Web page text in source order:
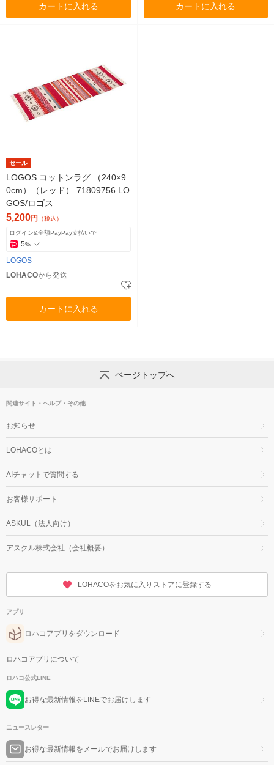
カートに入れる カートに入れる
セール
LOGOS コットンラグ （240×9
0cm）（レッド） 71809756 LO
GOS/ロゴス
5,200円 （税込）
ログイン&全額PayPay支払いで
5%
LOGOS
LOHACOから発送
カートに入れる
ページトップへ
関連サイト・ヘルプ・その他
お知らせ
LOHACOとは
AIチャットで質問する
お客様サポート
ASKUL（法人向け）
アスクル株式会社（会社概要）
LOHACOをお気に入りストアに登録する
アプリ
ロハコアプリをダウンロード
ロハコアプリについて
ロハコ公式LINE
お得な最新情報をLINEでお届けします
ニュースレター
お得な最新情報をメールでお届けします